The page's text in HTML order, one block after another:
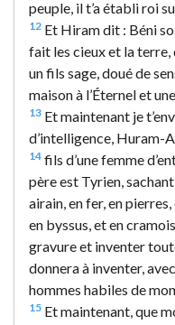
peuple, il t’a établi roi
12 Et Hiram dit : Béni
fait les cieux et la terre,
un fils sage, doué de
maison à l’Éternel et
13 Et maintenant je
d’intelligence, Huram-
14 fils d’une femme
père est Tyrien,
airain, en fer, en
en byssus, et en
gravure et inventer
donnera à inventer,
hommes habiles de
15 Et maintenant, que